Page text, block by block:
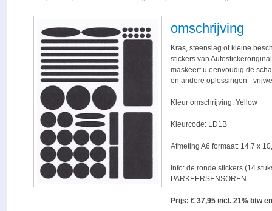
omschrijving
Kras, steenslag of kleine
stickers van
maskeert u eenvoudig de
en andere oplossingen -
Kleur omschrijving: Yellow
Kleurcode: LD1B
Afmeting A6 formaat: 14,7 x
Info: de ronde stickers (14
PARKEERSENSOREN.
Prijs: € 37,95 incl. 21% btw